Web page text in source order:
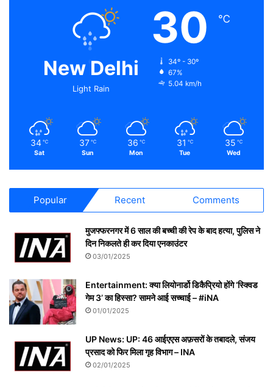
New Delhi
Light Rain
30 ℃
34º - 30º
67%
5.04 km/h
34 ℃
Sat
37 ℃
Sun
36 ℃
Mon
31 ℃
Tue
35 ℃
Wed
Popular Recent Comments
मुजफ्फरनगर में 6 साल की बच्ची की रेप के बाद हत्या, पुलिस ने
दिन निकलते ही कर दिया एनकाउंटर
03/01/2025
Entertainment: क्या लियोनार्डो डिकैप्रियो होंगे ‘स्क्विड
गेम 3’ का हिस्सा? सामने आई सच्चाई – #iNA
01/01/2025
UP News: UP: 46 आईएएस अफ़सरों के तबादले, संजय
प्रसाद को फिर मिला गृह विभाग – INA
02/01/2025